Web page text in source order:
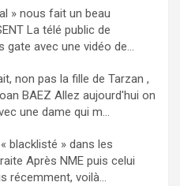
» nous fait un beau
La télé public de
gate avec une vidéo de...
non pas la fille de Tarzan ,
BAEZ Allez aujourd'hui on
une dame qui m...
blacklisté » dans les
Après NME puis celui
récemment, voilà...